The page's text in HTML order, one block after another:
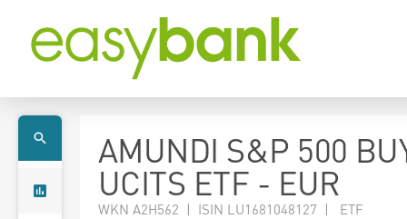
AMUNDI S&P 500
UCITS ETF - EUR
WKN A2H562 | ISIN LU1681048127 | ETF